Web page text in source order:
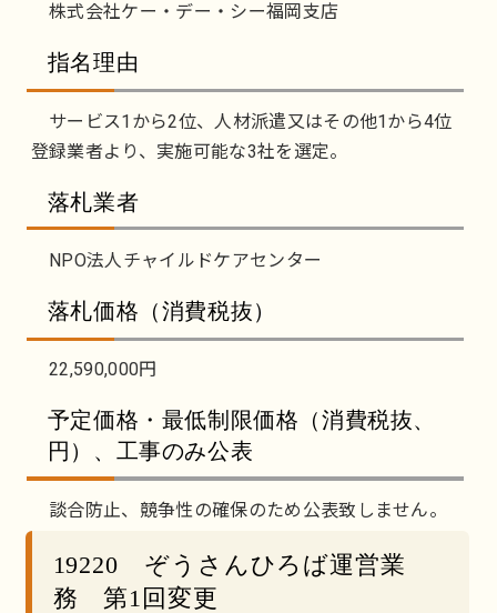
株式会社ケー・デー・シー福岡支店
指名理由
サービス1から2位、人材派遣又はその他1から4位
登録業者より、実施可能な3社を選定。
落札業者
NPO法人チャイルドケアセンター
落札価格（消費税抜）
22,590,000円
予定価格・最低制限価格（消費税抜、
円）、工事のみ公表
談合防止、競争性の確保のため公表致しません。
19220 ぞうさんひろば運営業
務 第1回変更